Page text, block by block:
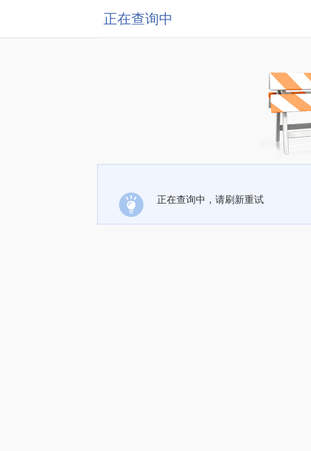
正在查询中
正在查询中，请刷新重试